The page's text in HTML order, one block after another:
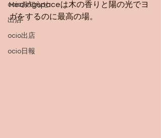
ocioお知らせ
出店
ocio出店
ocio日報
Healingspaceは木の香りと陽の光でヨ
ガをするのに最高の場。